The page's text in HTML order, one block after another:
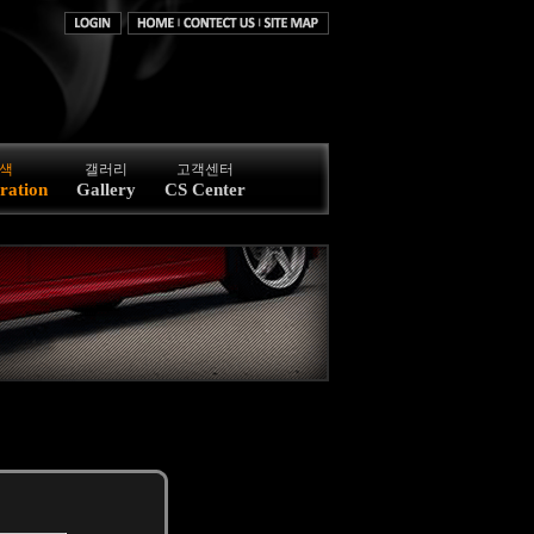
갤러리
Gallery
고객센터
CS Center